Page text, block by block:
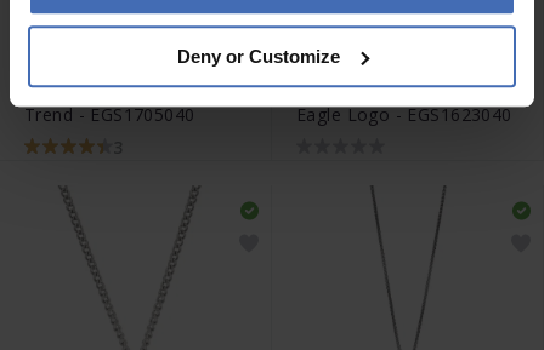
Deny or Customize
CHF 113.50
Emporio Armani Collier
Trend - EGS1705040
3
CHF 113.50
avant CHF 129.00
Emporio Armani Bracelet
Eagle Logo - EGS1623040